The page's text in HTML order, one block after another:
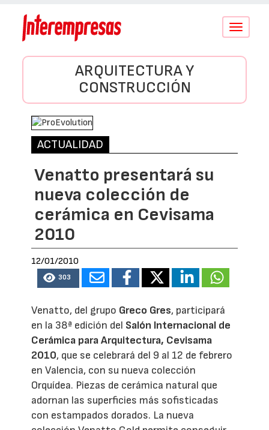
Conmutar
ARQUITECTURA Y
CONSTRUCCIÓN
ACTUALIDAD
Venatto presentará su
nueva colección de
cerámica en Cevisama
2010
12/01/2010
303
Venatto, del grupo Greco Gres, participará
en la 38ª edición del Salón Internacional de
Cerámica para Arquitectura, Cevisama
2010, que se celebrará del 9 al 12 de febrero
en Valencia, con su nueva colección
Orquídea. Piezas de cerámica natural que
adornan las superficies más sofisticadas
con estampados dorados. La nueva